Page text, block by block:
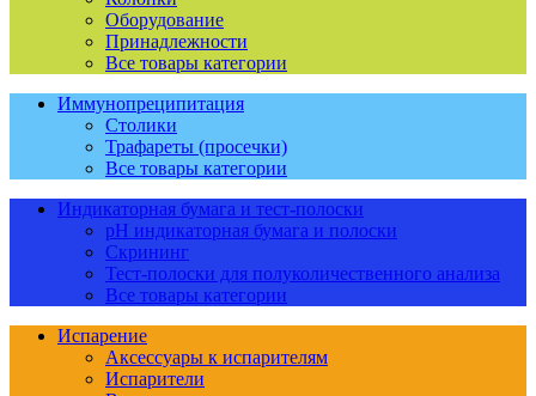
Оборудование
Принадлежности
Все товары категории
Иммунопреципитация
Столики
Трафареты (просечки)
Все товары категории
Индикаторная бумага и тест-полоски
pH индикаторная бумага и полоски
Скрининг
Тест-полоски для полуколичественного анализа
Все товары категории
Испарение
Аксессуары к испарителям
Испарители